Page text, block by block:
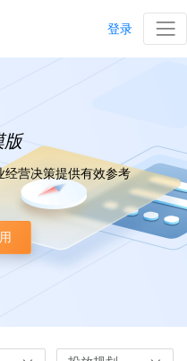
登录
版
经营决策提供有效参考